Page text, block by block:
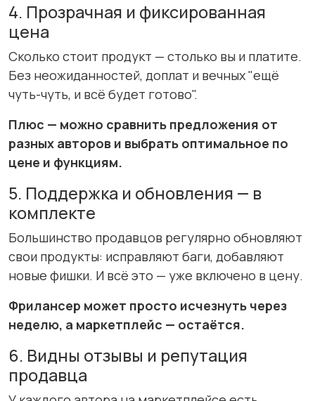
4. Прозрачная и фиксированная
цена
Сколько стоит продукт — столько вы и платите.
Без неожиданностей, доплат и вечных "ещё
чуть-чуть, и всё будет готово".
Плюс — можно сравнить предложения от
разных авторов и выбрать оптимальное по
цене и функциям.
5. Поддержка и обновления — в
комплекте
Большинство продавцов регулярно обновляют
свои продукты: исправляют баги, добавляют
новые фишки. И всё это — уже включено в цену.
Фрилансер может просто исчезнуть через
неделю, а маркетплейс — остаётся.
6. Видны отзывы и репутация
продавца